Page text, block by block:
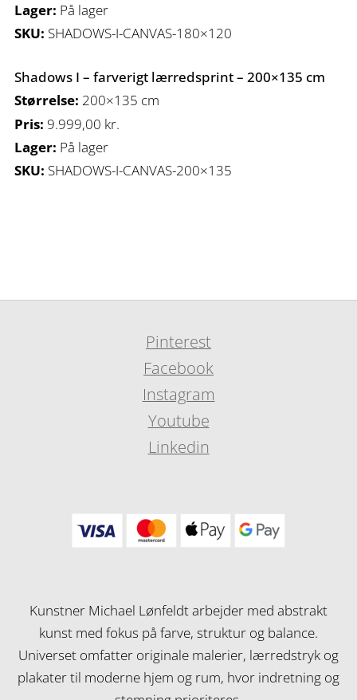
Lager: På lager
SKU: SHADOWS-I-CANVAS-180×120
Shadows I – farverigt lærredsprint – 200×135 cm
Størrelse: 200×135 cm
Pris: 9.999,00 kr.
Lager: På lager
SKU: SHADOWS-I-CANVAS-200×135
Pinterest
Facebook
Instagram
Youtube
Linkedin
Kunstner Michael Lønfeldt arbejder med abstrakt
kunst med fokus på farve, struktur og balance.
Universet omfatter originale malerier, lærredstryk og
plakater til moderne hjem og rum, hvor indretning og